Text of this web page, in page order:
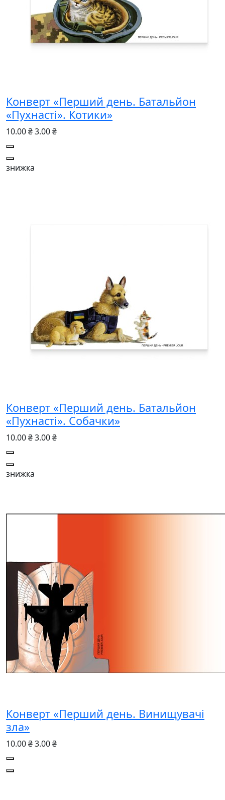
Конверт «Перший день. Батальйон
«Пухнасті». Котики»
10.00 ₴3.00 ₴
знижка
Конверт «Перший день. Батальйон
«Пухнасті». Собачки»
10.00 ₴3.00 ₴
знижка
Конверт «Перший день. Винищувачі
зла»
10.00 ₴3.00 ₴